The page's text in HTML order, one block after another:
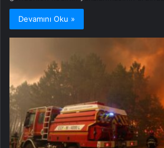
Devamını Oku »